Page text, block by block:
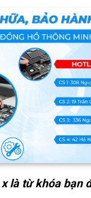
là từ khóa bạn